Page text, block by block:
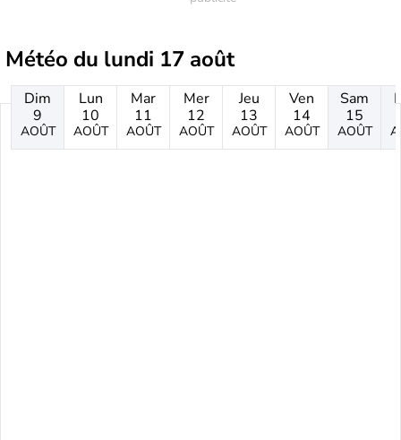
Météo du lundi 17 août
Dim
9
AOÛT
Lun
10
AOÛT
Mar
11
AOÛT
Mer
12
AOÛT
Jeu
13
AOÛT
Ven
14
AOÛT
Sam
15
AOÛT